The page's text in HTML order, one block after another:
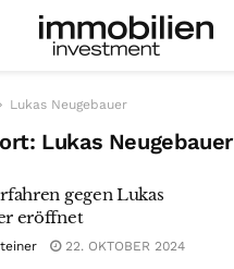
Lukas Neugebauer
Lukas Neugebauer
gegen Lukas
eröffnet
22. OKTOBER 2024